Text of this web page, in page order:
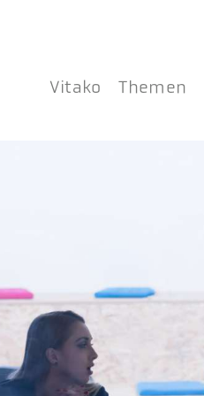
Vitako Themen